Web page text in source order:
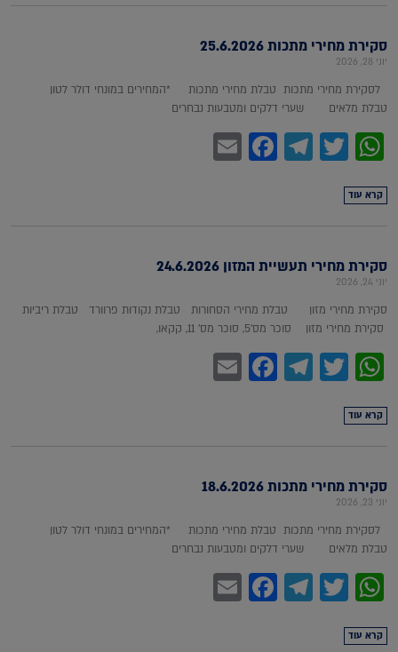
סקירת מחירי מתכות 25.6.2026
יוני 28, 2026
לסקירת מחירי מתכות טבלת מחירי מתכות *המחירים במונחי דולר לטון
טבלת מלאים שערי דלקים ומטבעות נבחרים
WhatsApp
Twitter
Telegram
Facebook
קרא עוד
סקירת מחירי תעשיית המזון 24.6.2026
יוני 24, 2026
סקירת מחירי מזון טבלת מחירי הסחורות טבלת נקודות פרוורד טבלת ריביות
סקירת מחירי מזון סוכר מס'5, סוכר מס' 11, קקאו,
WhatsApp
Twitter
Telegram
Facebook
קרא עוד
סקירת מחירי מתכות 18.6.2026
יוני 23, 2026
לסקירת מחירי מתכות טבלת מחירי מתכות *המחירים במונחי דולר לטון
טבלת מלאים שערי דלקים ומטבעות נבחרים
WhatsApp
Twitter
Telegram
Facebook
קרא עוד